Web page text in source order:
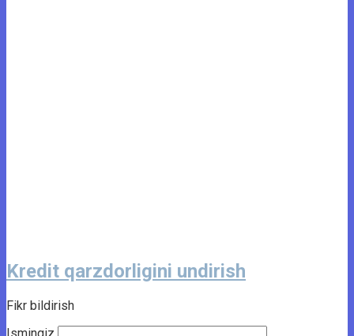
Kredit qarzdorligini undirish
Fikr bildirish